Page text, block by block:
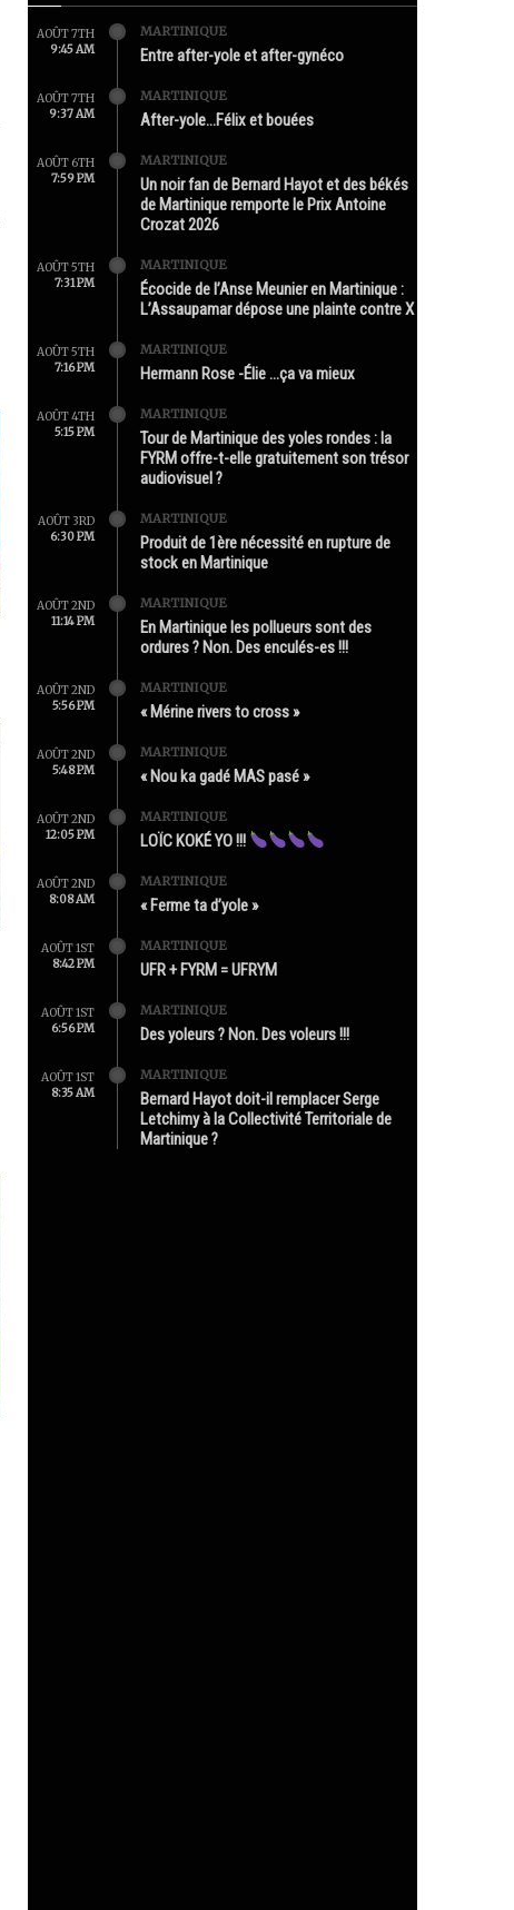
AOÛT 7TH
9:45 AM
MARTINIQUE
Entre after-yole et after-gynéco
AOÛT 7TH
9:37 AM
MARTINIQUE
After-yole…Félix et bouées
AOÛT 6TH
7:59 PM
MARTINIQUE
Un noir fan de Bernard Hayot et des békés
de Martinique remporte le Prix Antoine
Crozat 2026
AOÛT 5TH
7:31 PM
MARTINIQUE
Écocide de l’Anse Meunier en Martinique :
L’Assaupamar dépose une plainte contre X
AOÛT 5TH
7:16 PM
MARTINIQUE
Hermann Rose -Élie …ça va mieux
AOÛT 4TH
5:15 PM
MARTINIQUE
Tour de Martinique des yoles rondes : la
FYRM offre-t-elle gratuitement son trésor
audiovisuel ?
AOÛT 3RD
6:30 PM
MARTINIQUE
Produit de 1ère nécessité en rupture de
stock en Martinique
AOÛT 2ND
11:14 PM
MARTINIQUE
En Martinique les pollueurs sont des
ordures ? Non. Des enculés-es !!!
AOÛT 2ND
5:56 PM
MARTINIQUE
« Mérine rivers to cross »
AOÛT 2ND
5:48 PM
MARTINIQUE
« Nou ka gadé MAS pasé »
AOÛT 2ND
12:05 PM
MARTINIQUE
LOÏC KOKÉ YO !!!
AOÛT 2ND
8:08 AM
MARTINIQUE
« Ferme ta d’yole »
AOÛT 1ST
8:42 PM
MARTINIQUE
UFR + FYRM = UFRYM
AOÛT 1ST
6:56 PM
MARTINIQUE
Des yoleurs ? Non. Des voleurs !!!
AOÛT 1ST
8:35 AM
MARTINIQUE
Bernard Hayot doit-il remplacer Serge
Letchimy à la Collectivité Territoriale de
Martinique ?